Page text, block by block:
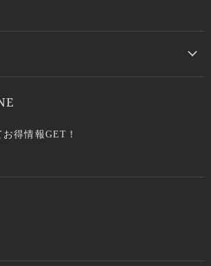
得情報GET！